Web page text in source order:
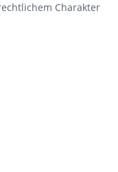
Charakter